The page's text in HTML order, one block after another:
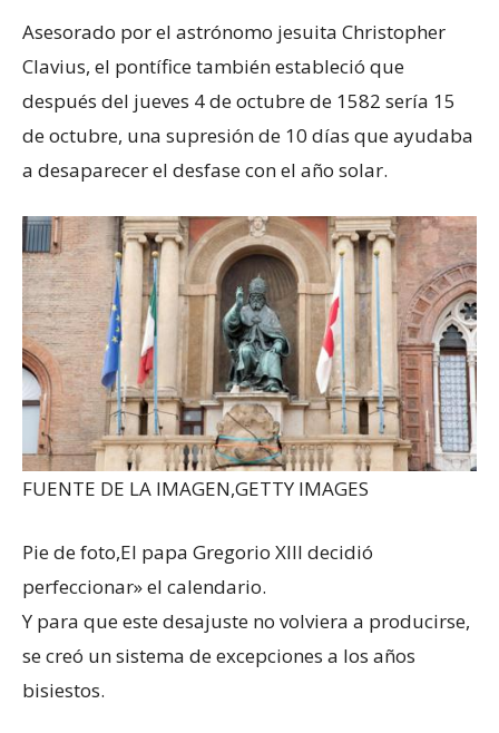
Asesorado por el astrónomo jesuita Christopher
Clavius, el pontífice también estableció que
después del jueves 4 de octubre de 1582 sería 15
de octubre, una supresión de 10 días que ayudaba
a desaparecer el desfase con el año solar.
FUENTE DE LA IMAGEN,GETTY IMAGES
Pie de foto,El papa Gregorio XIII decidió
perfeccionar» el calendario.
Y para que este desajuste no volviera a producirse,
se creó un sistema de excepciones a los años
bisiestos.